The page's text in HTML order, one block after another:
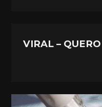
VIRAL –